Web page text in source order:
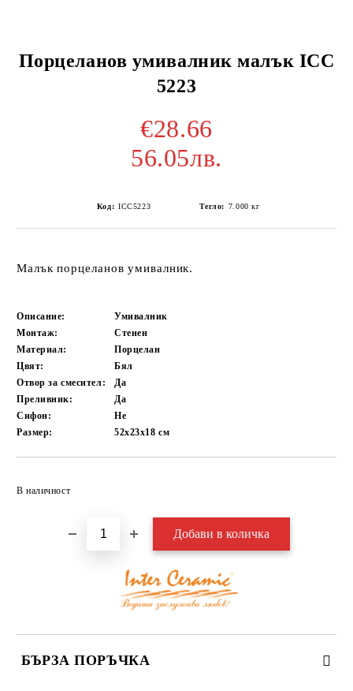
Порцеланов умивалник малък ICC
5223
€28.66
56.05лв.
Код: ICC5223 Тегло: 7.000 кг
Малък порцеланов умивалник.
Описание:
Умивалник
Монтаж:
Стенен
Материал:
Порцелан
Цвят:
Бял
Отвор за смесител:
Да
Преливник:
Да
Сифон:
Не
Размер:
52х23х18см
В наличност
БЪРЗА ПОРЪЧКА